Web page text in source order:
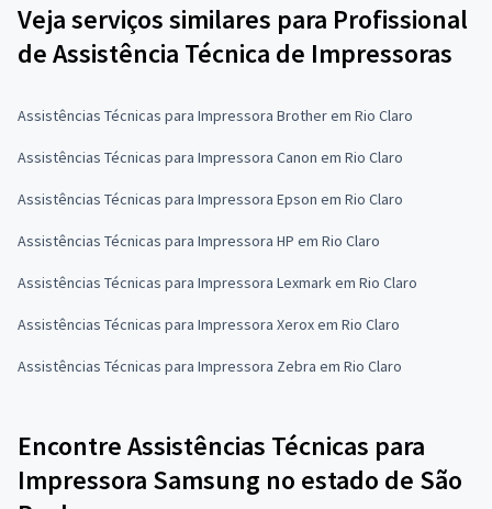
Veja serviços similares para Profissional
de Assistência Técnica de Impressoras
Assistências Técnicas para Impressora Brother em Rio Claro
Assistências Técnicas para Impressora Canon em Rio Claro
Assistências Técnicas para Impressora Epson em Rio Claro
Assistências Técnicas para Impressora HP em Rio Claro
Assistências Técnicas para Impressora Lexmark em Rio Claro
Assistências Técnicas para Impressora Xerox em Rio Claro
Assistências Técnicas para Impressora Zebra em Rio Claro
Encontre Assistências Técnicas para
Impressora Samsung no estado de São